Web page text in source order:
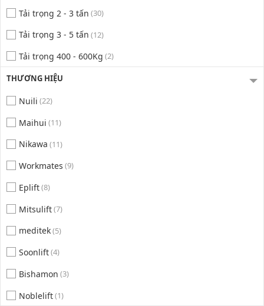
Tải trọng 2 - 3 tấn (30)
Tải trọng 3 - 5 tấn (12)
Tải trọng 400 - 600Kg (2)
THƯƠNG HIỆU
Nuili (22)
Maihui (11)
Nikawa (11)
Workmates (9)
Eplift(8)
Mitsulift(7)
meditek(5)
Soonlift(4)
Bishamon (3)
Noblelift(1)